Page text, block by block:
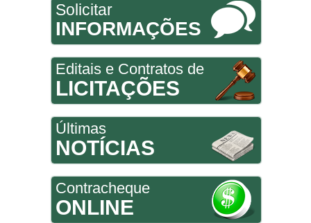
Solicitar
INFORMAÇÕES
Editais e Contratos de
LICITAÇÕES
Últimas
NOTÍCIAS
Contracheque
ONLINE